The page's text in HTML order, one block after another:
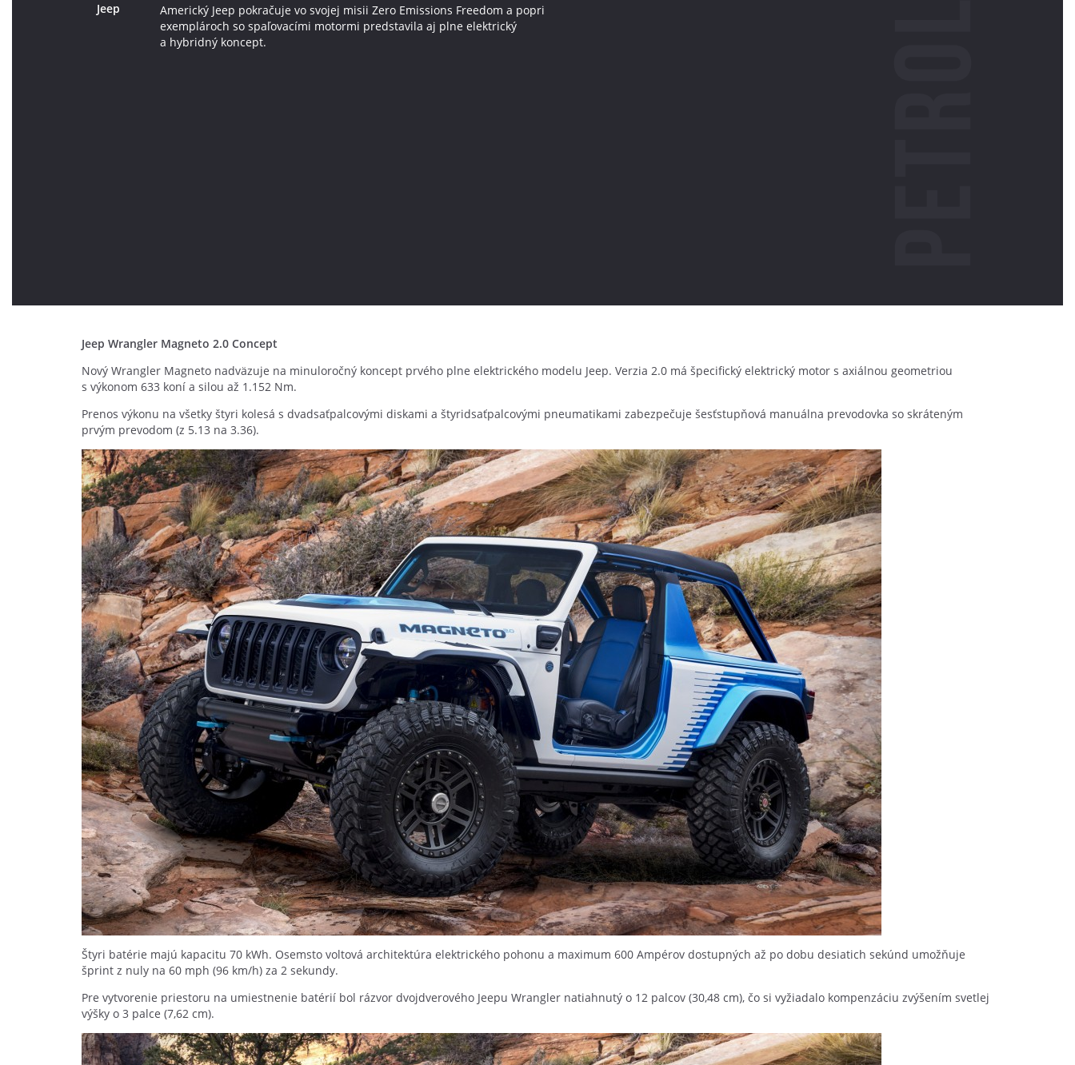
Jeep
Americký Jeep pokračuje vo svojej misii Zero Emissions Freedom a popri
exemplároch so spaľovacími motormi predstavila aj plne elektrický
a hybridný koncept.
Jeep Wrangler Magneto 2.0 Concept
Nový Wrangler Magneto nadväzuje na minuloročný koncept prvého plne elektrického modelu Jeep. Verzia 2.0 má špecifický elektrický motor s axiálnou geometriou
s výkonom 633 koní a silou až 1.152 Nm.
Prenos výkonu na všetky štyri kolesá s dvadsaťpalcovými diskami a štyridsaťpalcovými pneumatikami zabezpečuje šesťstupňová manuálna prevodovka so skráteným
prvým prevodom (z 5.13 na 3.36).
Štyri batérie majú kapacitu 70 kWh. Osemsto voltová architektúra elektrického pohonu a maximum 600 Ampérov dostupných až po dobu desiatich sekúnd umožňuje
šprint z nuly na 60 mph (96 km/h) za 2 sekundy.
Pre vytvorenie priestoru na umiestnenie batérií bol rázvor dvojdverového Jeepu Wrangler natiahnutý o 12 palcov (30,48 cm), čo si vyžiadalo kompenzáciu zvýšením svetlej
výšky o 3 palce (7,62 cm).